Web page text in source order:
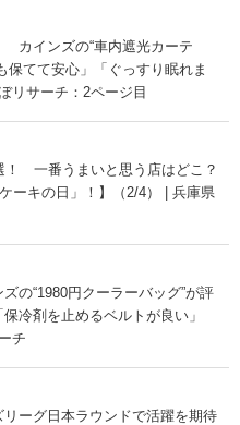
カインズの“車内遮光カーテ
てて安心」「ぐっすり眠れま
リサーチ：2ページ目
！ 一番うまいと思う店はどこ？
ーキの日」！】（2/4） | 兵庫県
の“1980円クーラーバッグ”が評
冷剤を止めるベルトが良い」
チ
リーグ日本ラウンドで活躍を期待